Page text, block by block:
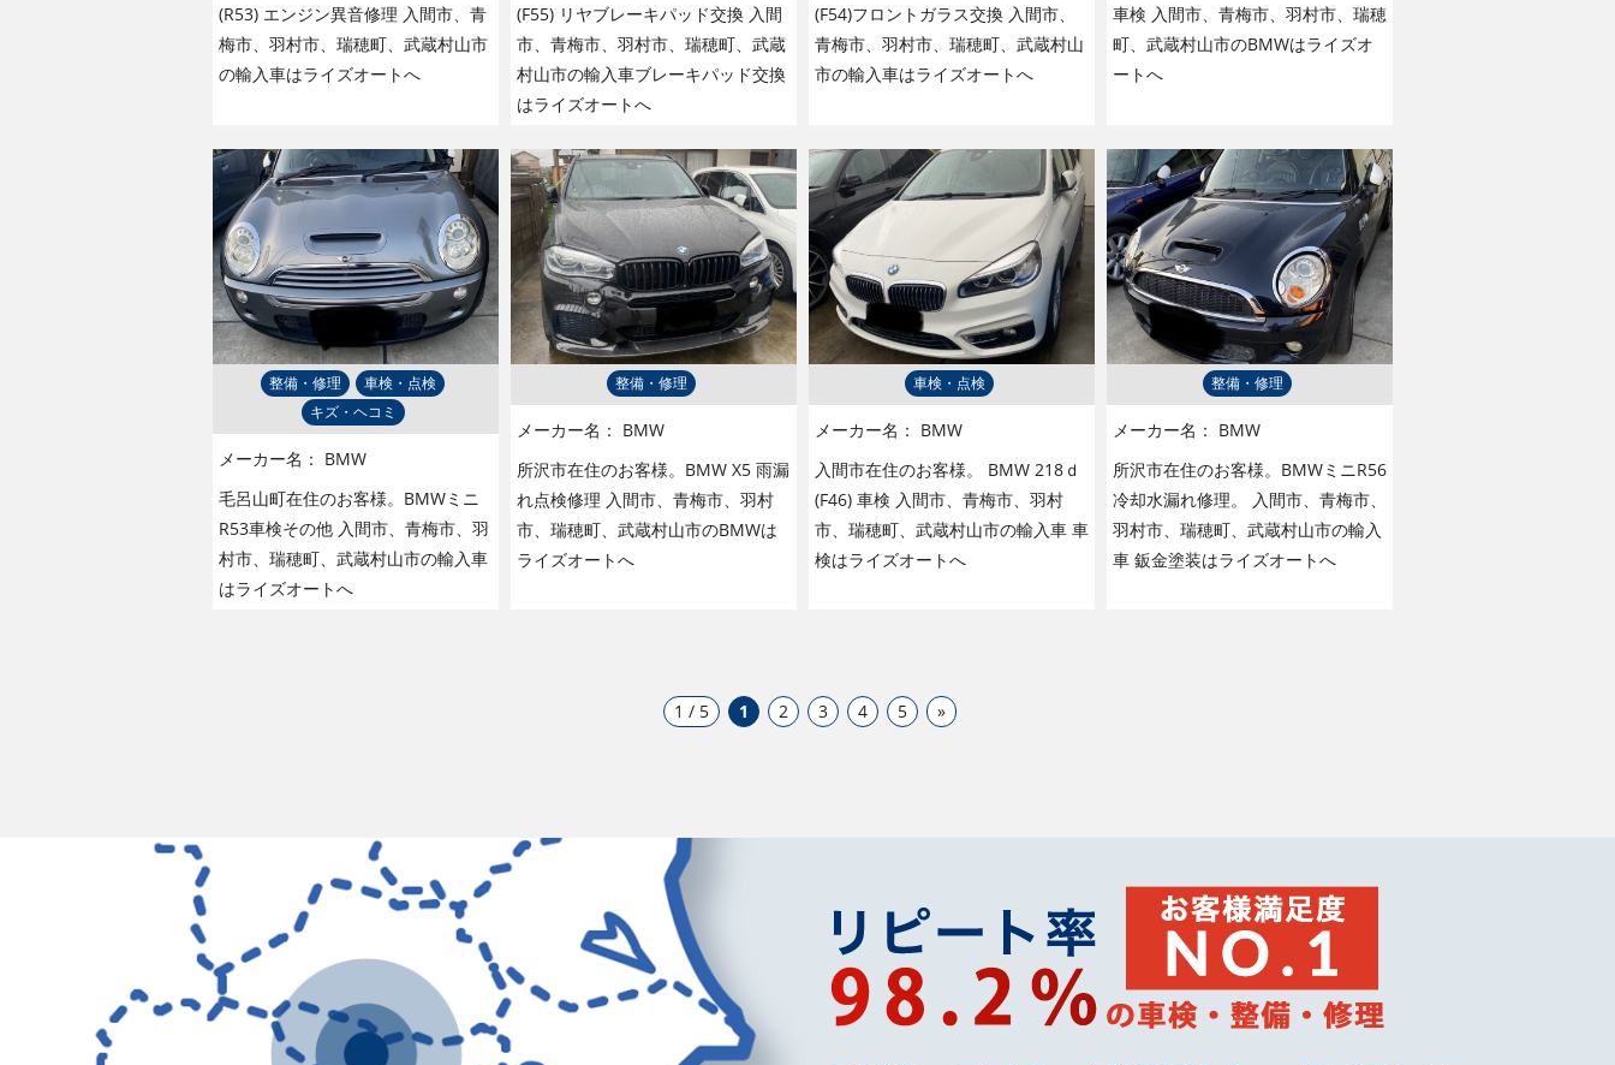
(R53) エンジン異音修理 入間市、青
梅市、羽村市、瑞穂町、武蔵村山市
の輸入車はライズオートへ
(F55) リヤブレーキパッド交換 入間
市、青梅市、羽村市、瑞穂町、武蔵
村山市の輸入車ブレーキパッド交換
はライズオートへ
(F54)フロントガラス交換 入間市、
青梅市、羽村市、瑞穂町、武蔵村山
市の輸入車はライズオートへ
車検 入間市、青梅市、羽村市、瑞穂
町、武蔵村山市のBMWはライズオ
ートへ
整備・修理
車検・点検
キズ・ヘコミ
メーカー名： BMW
毛呂山町在住のお客様。BMWミニ
R53車検その他 入間市、青梅市、羽
村市、瑞穂町、武蔵村山市の輸入車
はライズオートへ
整備・修理
メーカー名： BMW
所沢市在住のお客様。BMW X5 雨漏
れ点検修理 入間市、青梅市、羽村
市、瑞穂町、武蔵村山市のBMWは
ライズオートへ
車検・点検
メーカー名： BMW
入間市在住のお客様。 BMW 218ｄ
(F46) 車検 入間市、青梅市、羽村
市、瑞穂町、武蔵村山市の輸入車 車
検はライズオートへ
整備・修理
メーカー名： BMW
所沢市在住のお客様。BMWミニR56
冷却水漏れ修理。 入間市、青梅市、
羽村市、瑞穂町、武蔵村山市の輸入
車 鈑金塗装はライズオートへ
1 / 5 1 2 3 4 5 »